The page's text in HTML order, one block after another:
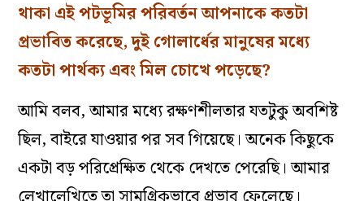
থাকা এই পটভূমির পরিবর্তন আপনাকে কতটা
প্রভাবিত করেছে,দুইগোলার্ধেরমানুষেরমধ্যে
কতটাপার্থক্যএবংমিলচোখে পড়েছে?
আমি বলব, আমারমধ্যেরক্ষণশীলতারযতটুকুঅবশিষ্ট
ছিল, বাইরে যাওয়ার পরসবগিয়েছে। অনেককিছুকে
একটাবড়পরিপ্রেক্ষিতথেকেদেখতেপেরেছি। আমার